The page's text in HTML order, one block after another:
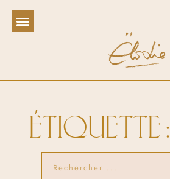
ÉTIQUETTE